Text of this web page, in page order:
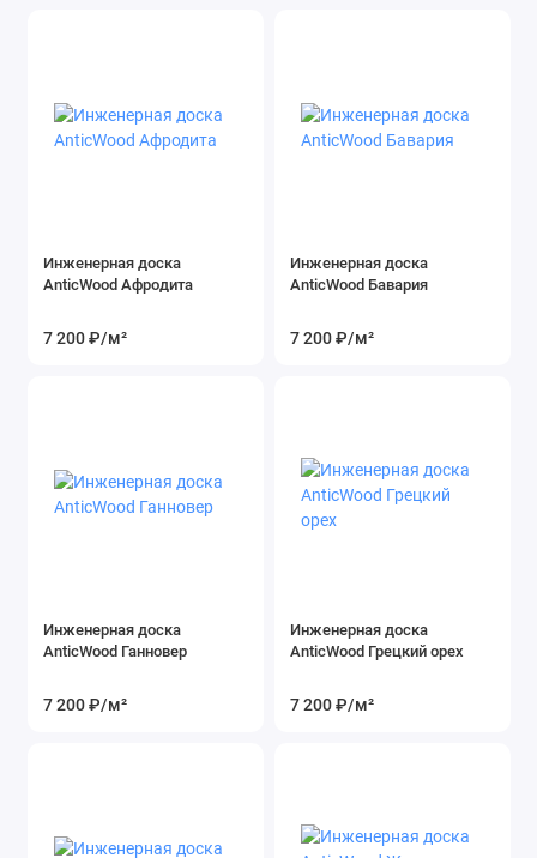
Инженерная доска
AnticWood Афродита
7 200 ₽/м²
Инженерная доска
AnticWood Бавария
7 200 ₽/м²
Инженерная доска
AnticWood Ганновер
7 200 ₽/м²
Инженерная доска
AnticWood Грецкий орех
7 200 ₽/м²